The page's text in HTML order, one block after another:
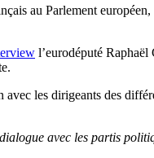
au Parlement
l’eurodéputé
les dirigeants des
avec les partis